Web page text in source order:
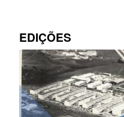
EDIÇÕES